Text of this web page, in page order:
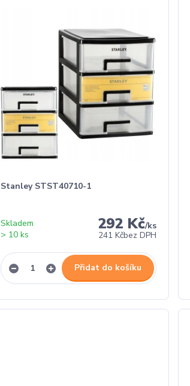
Stanley STST40710-1
292 Kč/ks
241 Kčbez DPH
Skladem
> 10 ks
Přidat do košíku